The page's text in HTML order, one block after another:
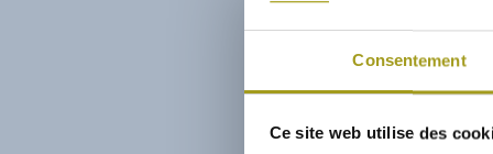
Consentement
Ce site web utilise des